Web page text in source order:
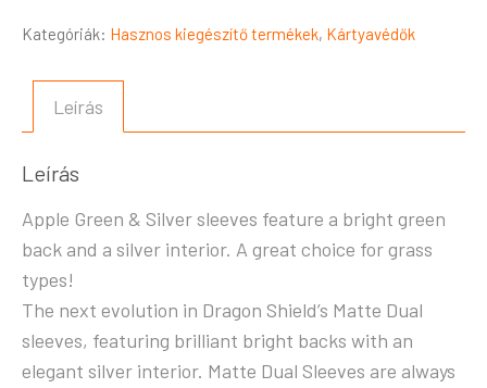
Kategóriák: Hasznos kiegészítő termékek, Kártyavédők
Leírás
Leírás
Apple Green & Silver sleeves feature a bright green
back and a silver interior. A great choice for grass
types!
The next evolution in Dragon Shield’s Matte Dual
sleeves, featuring brilliant bright backs with an
elegant silver interior. Matte Dual Sleeves are always